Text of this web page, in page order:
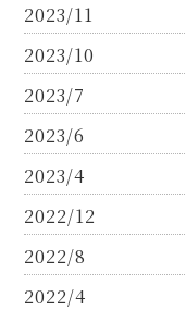
2023/11
2023/10
2023/7
2023/6
2023/4
2022/12
2022/8
2022/4